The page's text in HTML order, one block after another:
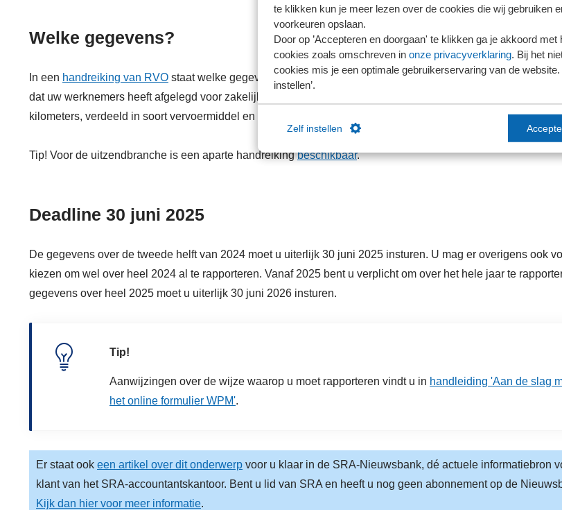
te klikken kun je meer lezen over de cookies die wij gebruiken
voorkeuren opslaan.
Door op ’Accepteren en doorgaan' te klikken ga je akkoord met
cookies zoals omschreven in onze privacyverklaring. Bij het
cookies mis je een optimale gebruikerservaring van de website.
instellen’.
Zelf instellen
Welke gegevens?
In een handreiking van RVO staat welke gegevens u moet bijhouden. Dit zijn bijvoorbeeld het totaal aantal
dat uw werknemers heeft afgelegd voor zakelijk verkeer en woon-werkverkeer, maar ook het jaartotaal aan
kilometers, verdeeld in soort vervoermiddel en brandstoftype.
Tip! Voor de uitzendbranche is een aparte handreikingbeschikbaar.
Deadline 30 juni 2025
De gegevens over de tweede helft van 2024 moet u uiterlijk 30 juni 2025 insturen. U mag er overigens ook
kiezen om wel over heel 2024 al te rapporteren. Vanaf 2025 bent u verplicht om over het hele jaar te
gegevens over heel 2025 moet u uiterlijk 30 juni 2026 insturen.
Tip!
Aanwijzingen over de wijze waarop u moet rapporteren vindt u in handleiding 'Aan de slag
het online formulier WPM'.
Er staat ook een artikel over dit onderwerp voor u klaar in de SRA-Nieuwsbank, dé actuele informatiebron
klant van het SRA-accountantskantoor. Bent u lid van SRA en heeft u nog geen abonnement op de
Kijk dan hier voor meer informatie.